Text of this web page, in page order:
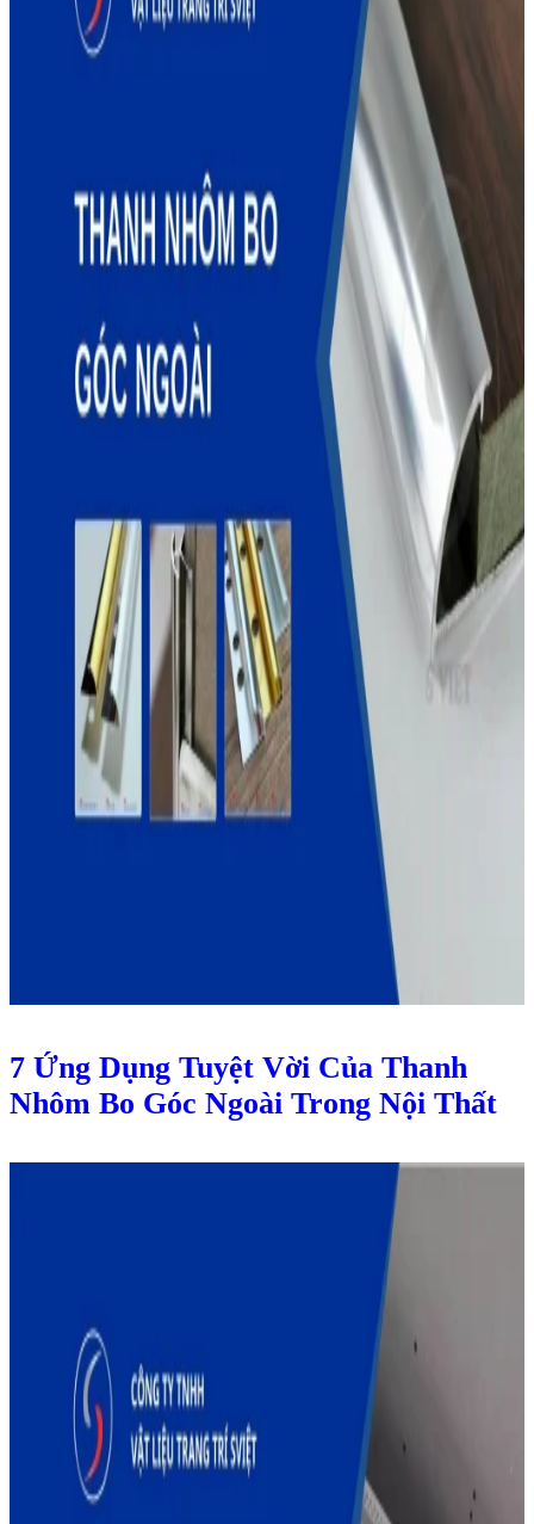
7 Ứng Dụng Tuyệt Vời Của Thanh
Nhôm Bo Góc Ngoài Trong Nội Thất